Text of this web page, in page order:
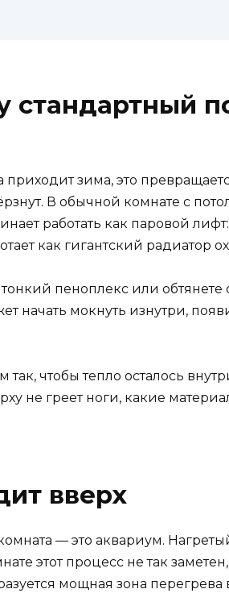
стандартный
зима, это
В обычной комнате с
работать как паровой
как гигантский радиатор
пеноплекс или обтянете
начать мокнуть изнутри,
чтобы тепло осталось
не греет ноги, какие
вверх
— это аквариум.
этот процесс не так
мощная зона перегрева